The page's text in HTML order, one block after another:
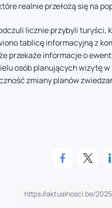
realnie przełożą się na
licznie przybyli turyści,
tablicę informacyjną z
przekaże informacje o
osób planujących wizytę
zmiany planów